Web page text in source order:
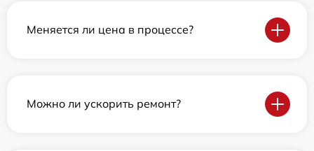
Меняется ли цена в процессе?
Можно ли ускорить ремонт?